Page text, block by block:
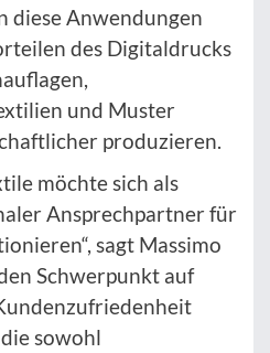
diese Anwendungen
des Digitaldrucks
und Muster
produzieren.
möchte sich als
Ansprechpartner für
sagt Massimo
Schwerpunkt auf
sowohl